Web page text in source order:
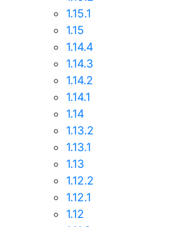
1.15.1
1.15
1.14.4
1.14.3
1.14.2
1.14.1
1.14
1.13.2
1.13.1
1.13
1.12.2
1.12.1
1.12